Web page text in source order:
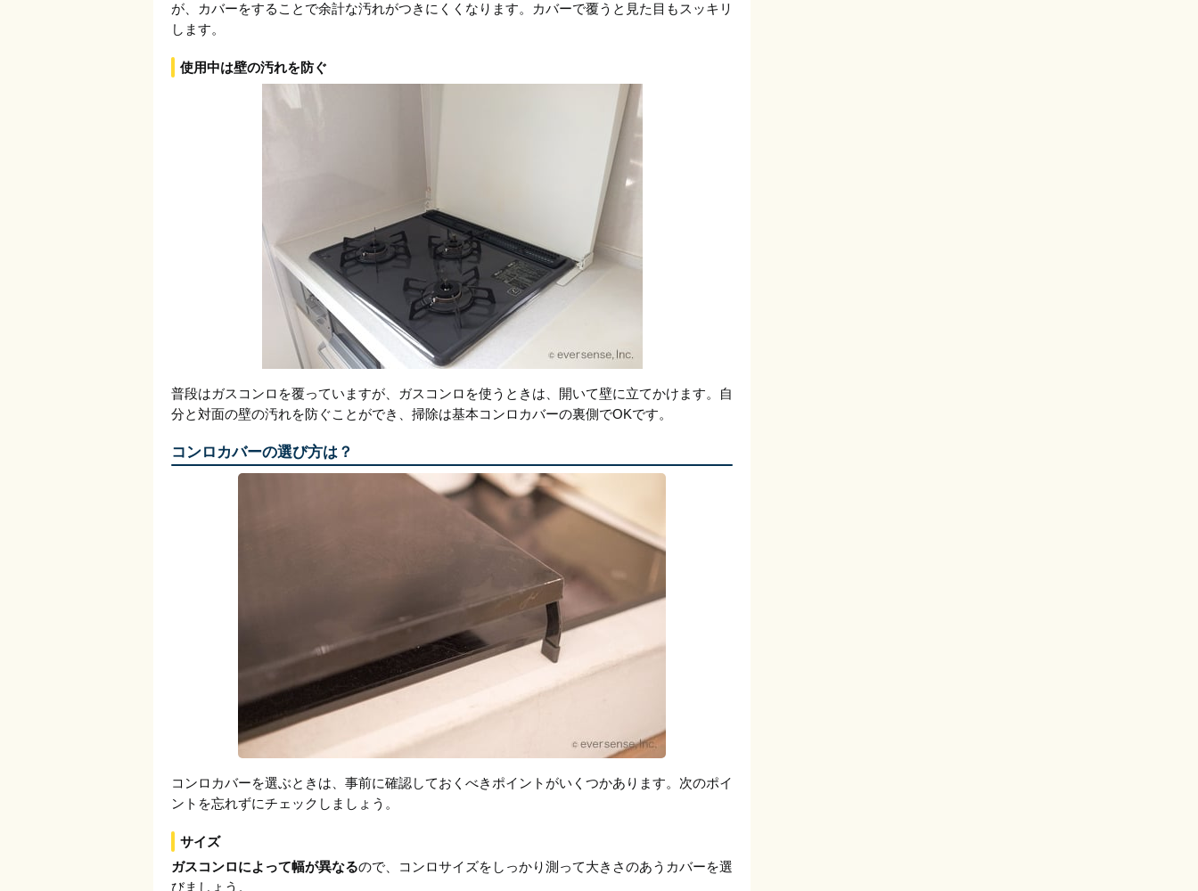
が、カバーをすることで余計な汚れがつきにくくなります。カバーで覆うと見た目もスッキリ
します。
使用中は壁の汚れを防ぐ
普段はガスコンロを覆っていますが、ガスコンロを使うときは、開いて壁に立てかけます。自
分と対面の壁の汚れを防ぐことができ、掃除は基本コンロカバーの裏側でOKです。
コンロカバーの選び方は？
コンロカバーを選ぶときは、事前に確認しておくべきポイントがいくつかあります。次のポイ
ントを忘れずにチェックしましょう。
サイズ
ガスコンロによって幅が異なるので、コンロサイズをしっかり測って大きさのあうカバーを選
びましょう。